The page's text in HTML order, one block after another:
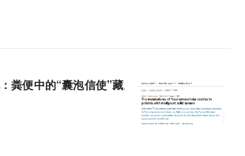
粪便中的“囊泡信使”藏差异，谷氨酸成实体瘤